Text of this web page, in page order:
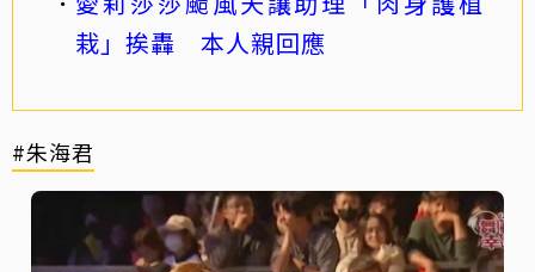
栽」挨轟 本人親回應
#朱海君